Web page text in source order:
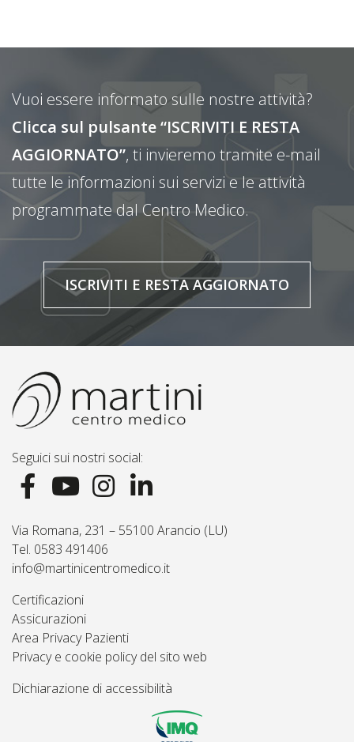
Vuoi essere informato sulle nostre attività?
Clicca sul pulsante “ISCRIVITI E RESTA
AGGIORNATO”, ti invieremo tramite e-mail
tutte le informazioni sui servizi e le attività
programmate dal Centro Medico.
ISCRIVITI E RESTA AGGIORNATO
Seguici sui nostri social:
Via Romana, 231 – 55100 Arancio (LU)
Tel. 0583 491406
info@martinicentromedico.it
Certificazioni
Assicurazioni
Area Privacy Pazienti
Privacy e cookie policy del sito web
Dichiarazione di accessibilità